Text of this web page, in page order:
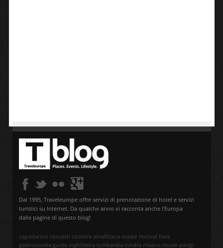
Dal 1995, Traveleurope offre servizi di prenotazione di hotel e servizi
turistici su Internet. Da qualche anno vi racconta anche l'Europa
dalle pagine di questo blog!
capodanno concerti costiera amalfitana estate festival fiere
gastronomia guide inghilterra lombardia londra milano musei parigi